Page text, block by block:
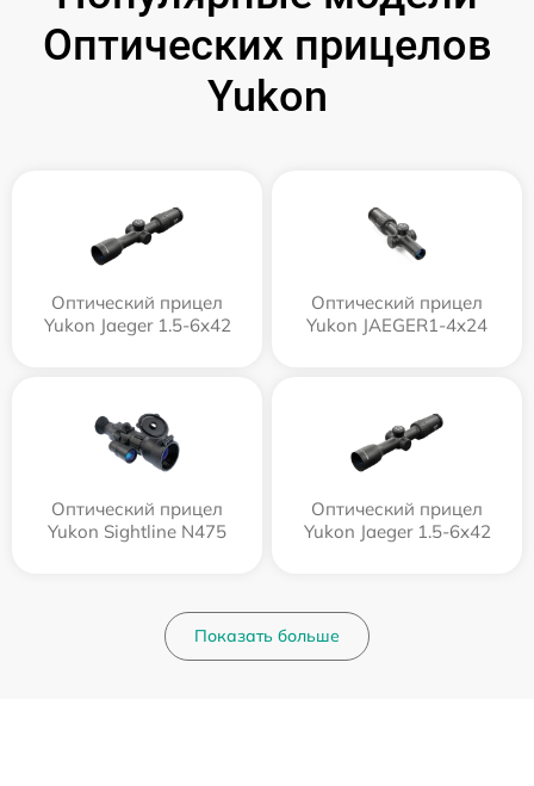
Оптических прицелов
Yukon
Оптический прицел
Yukon Jaeger 1.5-6x42
Оптический прицел
Yukon JAEGER1-4x24
Оптический прицел
Yukon Sightline N475
Оптический прицел
Yukon Jaeger 1.5-6x42
Показать больше